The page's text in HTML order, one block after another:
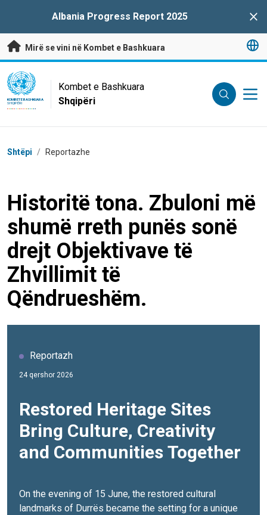
Albania Progress Report 2025
Mirë se vini në Kombet e Bashkuara
UN Logo
KOMBET E BASHKUARA
SHQIPËRI
Kombet e Bashkuara
Shqipëri
Breadcrumb
Shtëpi / Reportazhe
Historitë tona. Zbuloni më
shumë rreth punës sonë
drejt Objektivave të
Zhvillimit të
Qëndrueshëm.
Reportazh
24 qershor 2026
Restored Heritage Sites
Bring Culture, Creativity
and Communities Together
On the evening of 15 June, the restored cultural
landmarks of Durrës became the setting for a unique